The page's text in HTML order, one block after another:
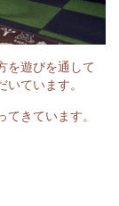
を遊びを通して
ています。
きています。